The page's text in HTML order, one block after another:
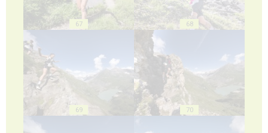
67 68
69 70